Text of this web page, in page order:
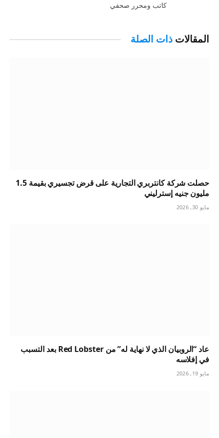
كاتب ومحرر صحفي
المقالات ذات الصلة
حصلت شركة كانتربري التجارية على قرض تجسيري بقيمة 1.5
مليون جنيه إسترليني
مايو 30, 2026
عاد “الروبيان الذي لا نهاية له” من Red Lobster بعد التسبب
في إفلاسه
مايو 19, 2026